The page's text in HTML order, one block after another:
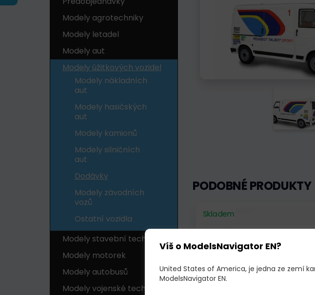
Modely agrotechniky
Modely letadel
Modely aut
Modely úžitkových vozidel
Modely nákladních
aut
Modely hasičských
aut
Modely kamionů
Modely silničních
aut
Dodávky
Modely závodních
vozů
Ostatní vozidla
Modely stavební techniky
Modely motorek
Modely autobusů
Modely vojenské techniky
PODOBNÉ PRODUKTY
Skladem
Víš o ModelsNavigator EN?
United States of America, je jedna ze zemí
ModelsNavigator EN.